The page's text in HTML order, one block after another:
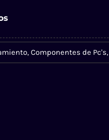
,Componentes de Pc's,